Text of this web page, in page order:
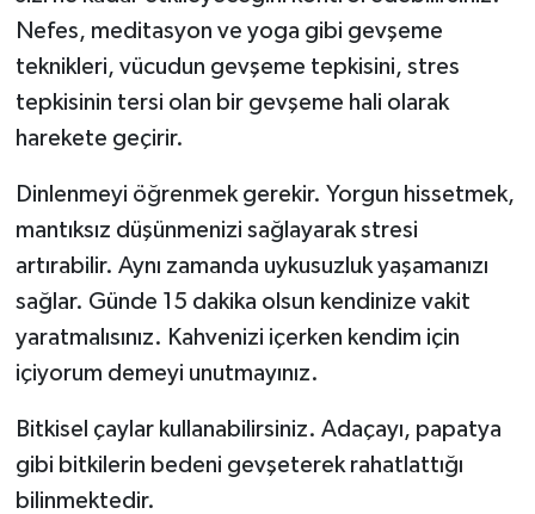
Nefes, meditasyon ve yoga gibi gevşeme
teknikleri, vücudun gevşeme tepkisini, stres
tepkisinin tersi olan bir gevşeme hali olarak
harekete geçirir.
Dinlenmeyi öğrenmek gerekir. Yorgun hissetmek,
mantıksız düşünmenizi sağlayarak stresi
artırabilir. Aynı zamanda uykusuzluk yaşamanızı
sağlar. Günde 15 dakika olsun kendinize vakit
yaratmalısınız. Kahvenizi içerken kendim için
içiyorum demeyi unutmayınız.
Bitkisel çaylar kullanabilirsiniz. Adaçayı, papatya
gibi bitkilerin bedeni gevşeterek rahatlattığı
bilinmektedir.